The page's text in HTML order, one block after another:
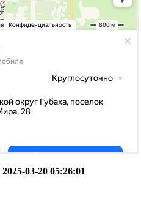
2025-03-20 05:26:01